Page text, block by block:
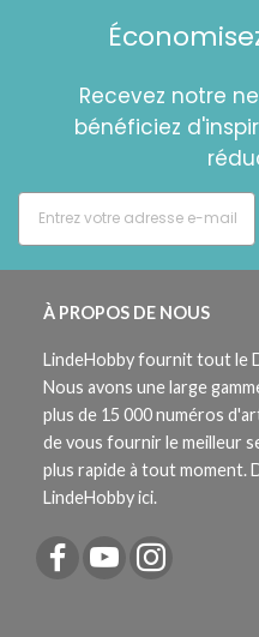
Recevez notre
bénéficiez
À PROPOS DE NOUS
LindeHobby fournit tout le
Nous avons une large
plus de 15 000 numéros
de vous fournir le meilleur
plus rapide à tout moment.
LindeHobby ici.